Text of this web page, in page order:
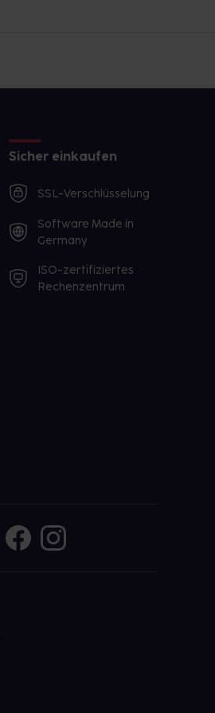
Sicher einkaufen
SSL-Verschlüsselung
Software Made in
Germany
ISO-zertifiziertes
Rechenzentrum